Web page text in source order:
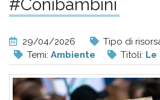
e
analisi
pr
#Conibambini
29/04/2026 Tipo di
Temi: Ambiente Titoli: Le